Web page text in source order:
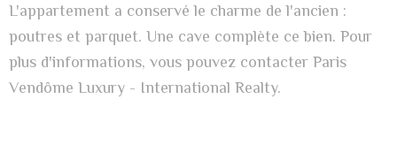
L'appartement a conservé le charme de l'ancien :
poutres et parquet. Une cave complète ce bien. Pour
plus d'informations, vous pouvez contacter Paris
Vendôme Luxury - International Realty.